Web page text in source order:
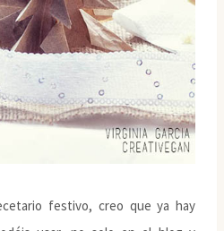
festivo, creo que ya hay